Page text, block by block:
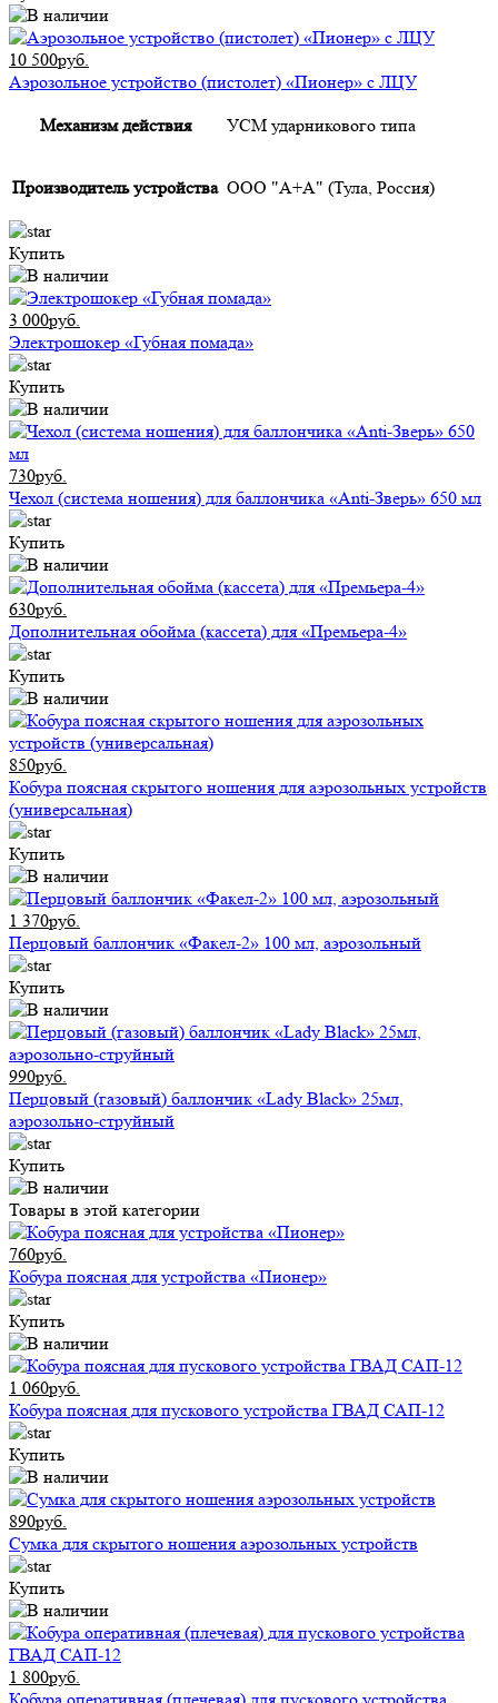
10 500руб.
Аэрозольное устройство (пистолет) «Пионер» с ЛЦУ
Механизм действия УСМ ударникового типа
Производитель устройства ООО "А+А" (Тула, Россия)
Купить
3 000руб.
Электрошокер «Губная помада»
Купить
730руб.
Чехол (система ношения) для баллончика «Anti-Зверь» 650 мл
Купить
630руб.
Дополнительная обойма (кассета) для «Премьера-4»
Купить
850руб.
Кобура поясная скрытого ношения для аэрозольных устройств
(универсальная)
Купить
1 370руб.
Перцовый баллончик «Факел-2» 100 мл, аэрозольный
Купить
990руб.
Перцовый (газовый) баллончик «Lady Black» 25мл,
аэрозольно-струйный
Купить
Товары в этой категории
760руб.
Кобура поясная для устройства «Пионер»
Купить
1 060руб.
Кобура поясная для пускового устройства ГВАД САП-12
Купить
890руб.
Сумка для скрытого ношения аэрозольных устройств
Купить
1 800руб.